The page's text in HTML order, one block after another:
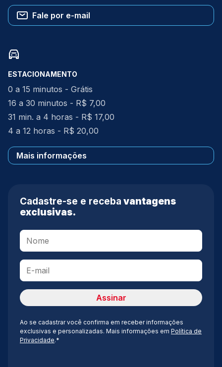
Fale por e-mail
ESTACIONAMENTO
0 a 15 minutos - Grátis
16 a 30 minutos - R$ 7,00
31 min. a 4 horas - R$ 17,00
4 a 12 horas - R$ 20,00
Mais informações
Cadastre-se e receba vantagens
exclusivas.
Ao se cadastrar você confirma em receber informações
exclusivas e personalizadas. Mais informações em Política de
Privacidade.*